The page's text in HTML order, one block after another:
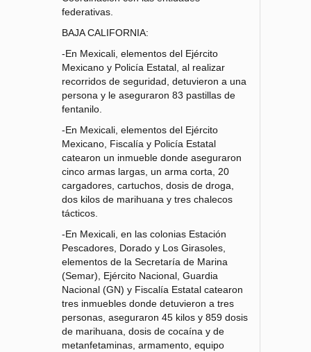
federativas.
BAJA CALIFORNIA:
-En Mexicali, elementos del Ejército
Mexicano y Policía Estatal, al realizar
recorridos de seguridad, detuvieron a una
persona y le aseguraron 83 pastillas de
fentanilo.
-En Mexicali, elementos del Ejército
Mexicano, Fiscalía y Policía Estatal
catearon un inmueble donde aseguraron
cinco armas largas, un arma corta, 20
cargadores, cartuchos, dosis de droga,
dos kilos de marihuana y tres chalecos
tácticos.
-En Mexicali, en las colonias Estación
Pescadores, Dorado y Los Girasoles,
elementos de la Secretaría de Marina
(Semar), Ejército Nacional, Guardia
Nacional (GN) y Fiscalía Estatal catearon
tres inmuebles donde detuvieron a tres
personas, aseguraron 45 kilos y 859 dosis
de marihuana, dosis de cocaína y de
metanfetaminas, armamento, equipo